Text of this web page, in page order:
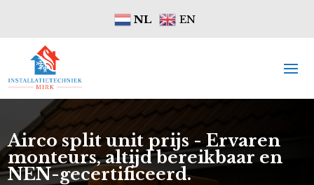
NL EN
Airco split unit prijs - Ervaren
monteurs, altijd bereikbaar en
NEN-gecertificeerd.